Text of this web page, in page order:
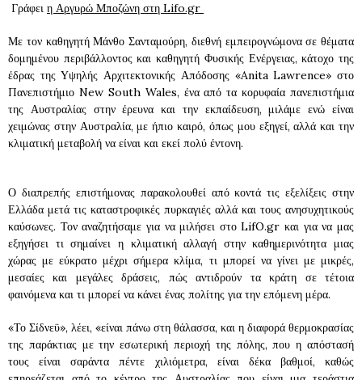
Γράφει η Αργυρώ Μποζώνη στη Lifo.gr
Με τον καθηγητή Μάνθο Σανταμούρη, διεθνή εμπειρογνώμονα σε θέματα
δομημένου περιβάλλοντος και καθηγητή Φυσικής Ενέργειας, κάτοχο της
έδρας της Υψηλής Αρχιτεκτονικής Απόδοσης «Anita Lawrence» στο
Πανεπιστήμιο New South Wales, ένα από τα κορυφαία πανεπιστήμια
της Αυστραλίας στην έρευνα και την εκπαίδευση, μιλάμε ενώ είναι
χειμώνας στην Αυστραλία, με ήπιο καιρό, όπως μου εξηγεί, αλλά και την
κλιματική μεταβολή να είναι και εκεί πολύ έντονη.
Ο διαπρεπής επιστήμονας παρακολουθεί από κοντά τις εξελίξεις στην
Ελλάδα μετά τις καταστροφικές πυρκαγιές αλλά και τους ανησυχητικούς
καύσωνες. Τον αναζητήσαμε για να μιλήσει στο LifO.gr και για να μας
εξηγήσει τι σημαίνει η κλιματική αλλαγή στην καθημερινότητα μιας
χώρας με εύκρατο μέχρι σήμερα κλίμα, τι μπορεί να γίνει με μικρές,
μεσαίες και μεγάλες δράσεις, πώς αντιδρούν τα κράτη σε τέτοια
φαινόμενα και τι μπορεί να κάνει ένας πολίτης για την επόμενη μέρα.
«Το Σίδνεϋ», λέει, «είναι πάνω στη θάλασσα, και η διαφορά θερμοκρασίας
της παράκτιας με την εσωτερική περιοχή της πόλης, που η απόστασή
τους είναι σαράντα πέντε χιλιόμετρα, είναι δέκα βαθμοί, καθώς